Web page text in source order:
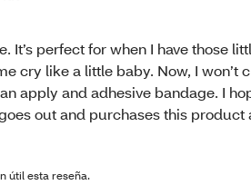
It’s perfect for when I have those
cry like a little baby. Now, I won’t
apply and adhesive bandage. I
out and purchases this product
útil esta reseña.